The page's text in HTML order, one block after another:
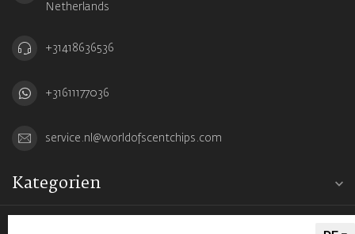
Netherlands
+31418636536
+31611177036
service.nl@worldofscentchips.com
Kategorien